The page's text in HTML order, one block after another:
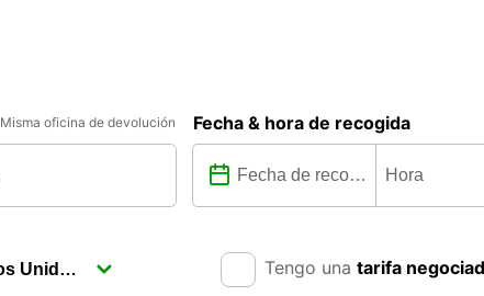
Misma oficina de devolución Fecha & hora de recogida
Tengo una tarifa